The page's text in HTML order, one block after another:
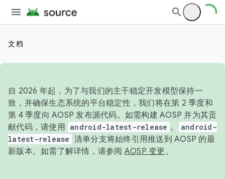
文档
自 2026 年起，为了与我们的主干稳定开发模型保持一
致，并确保生态系统的平台稳定性，我们将在第 2 季度和
第 4 季度向 AOSP 发布源代码。如需构建 AOSP 并为其贡
献代码，请使用 android-latest-release 。
android-
latest-release 清单分支将始终引用推送到 AOSP 的最
新版本。如需了解详情，请参阅 AOSP 变更。